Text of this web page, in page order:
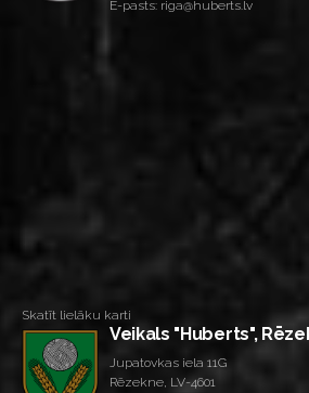
E-pasts: riga@huberts.lv
Skatīt lielāku karti
Veikals "Huberts",
Jupatovkas iela 11G
Rēzekne, LV-4601